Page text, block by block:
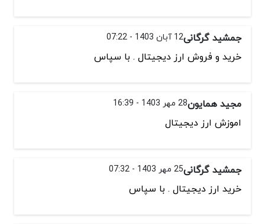
جمشید گرگانی12 آبان 1403 - 07:22
خرید و فروش ارز دیجیتال . با سپاس
مجید همایون28 مهر 1403 - 16:39
اموزش ارز دیجیتال
جمشید گرگانی25 مهر 1403 - 07:32
خرید ارز دیجیتال . با سپاس